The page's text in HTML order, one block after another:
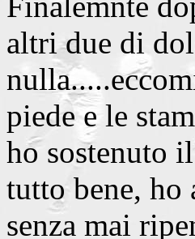
altri due di
piede e le
ho sostenuto
tutto bene, ho
senza mai